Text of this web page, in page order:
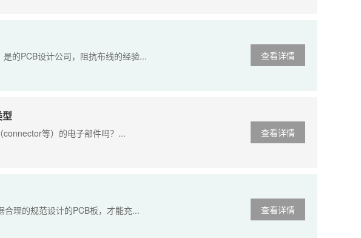
查看详情
的PCB设计公司，阻抗布线的经验...
查看详情
等）的电子部件吗？...
查看详情
理的规范设计的PCB板，才能充...